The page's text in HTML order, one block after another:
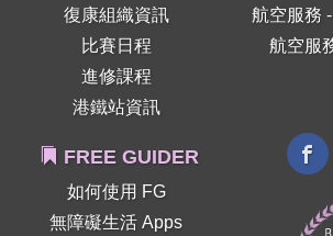
復康組織資訊
比賽日程
進修課程
港鐵站資訊
航空服務
航空服
FREE GUIDER
如何使用 FG
無障礙生活 Apps